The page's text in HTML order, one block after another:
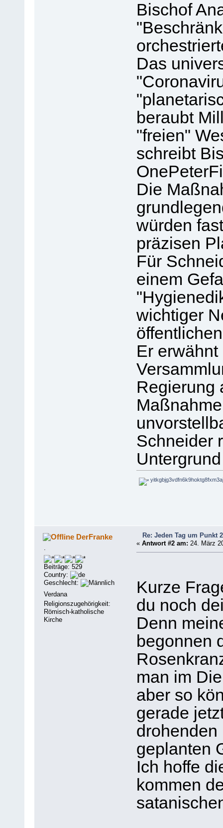
Bischof
Das
beraubt
"freien"
schreibt
Die
würden
präzisen
Für
einem
wichtiger
Er
Regierung
Schneider
DerFranke
Beiträge: 529
Country:
Geschlecht:
Verdana
Religionszugehörigkeit:
Römisch-katholische
Kirche
Re: Jeden Tag um Punkt
« Antwort #2 am: 24. März
Kurze
du noch
Denn
begonnen
man im
aber so
gerade
geplanten
Ich hoffe
kommen